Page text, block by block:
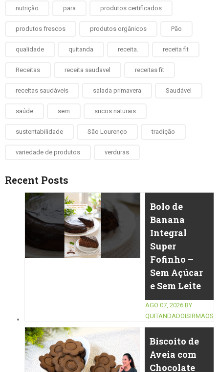
nutrição para produtos certificados
produtos frescos produtos orgânicos Pão
qualidade quitanda receita. receita fit
Receitas receita saudavel receitas fit
receitas saudáveis salada primavera Saudável
saúde sem sucos naturais
sustentabilidade São Lourenço tradição
variedade de produtos verduras
Recent Posts
Bolo de
Banana
Integral
Super
Fofinho –
Sem Açúcar
e Sem Leite
AGO 07, 2026 BY
QUITANDADOISIRMAOS
Biscoito de
Aveia com
Chocolate